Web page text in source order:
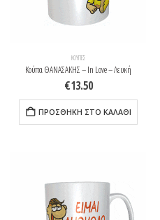
ΚΟΎΠΕΣ
Κούπα ΘΑΝΑΣΑΚΗΣ – In Love – Λευκή
€13.50
ΠΡΟΣΘΉΚΗ ΣΤΟ ΚΑΛΆΘΙ